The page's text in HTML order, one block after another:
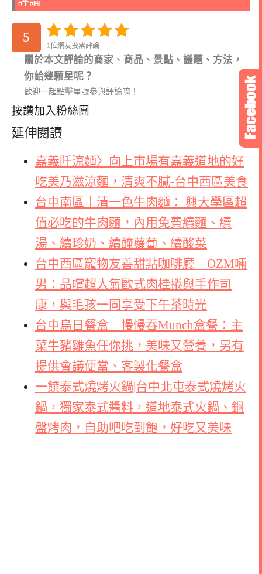
5
1位網友投票評論
關於本文評論的商家、商品、景點、議題、方法，
你給幾顆星呢？
歡迎一起點擊星號參與評論唷！
按讚加入粉絲團
延伸閱讀
嘉義阡涼麵〉向上市場有嘉義道地的好
吃美乃滋涼麵，清爽不膩-台中西區美食
台中南區｜清一色牛肉麵： 興大學區超
值必吃的牛肉麵，內用免費續麵、續
湯、續珍奶、續醃蘿蔔、續酸菜
台中西區寵物友善甜點咖啡廳｜OZM啢
男：品嚐超人氣歐式肉桂捲與手作司
康，與毛孩一同享受下午茶時光
台中烏日餐盒｜慢慢吞Munch盒餐：主
菜牛豬雞魚任你挑，美味又營養，另有
提供會議便當、客製化餐盒
一饌泰式燒烤火鍋|台中北屯泰式燒烤火
鍋，獨家泰式醬料，道地泰式火鍋、銅
盤烤肉，自助吧吃到飽，好吃又美味